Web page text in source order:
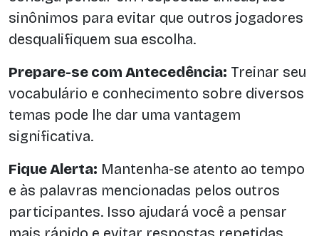
sinônimos para evitar que outros jogadores
desqualifiquem sua escolha.
Prepare-se com Antecedência: Treinar seu
vocabulário e conhecimento sobre diversos
temas pode lhe dar uma vantagem
significativa.
Fique Alerta: Mantenha-se atento ao tempo
e às palavras mencionadas pelos outros
participantes. Isso ajudará você a pensar